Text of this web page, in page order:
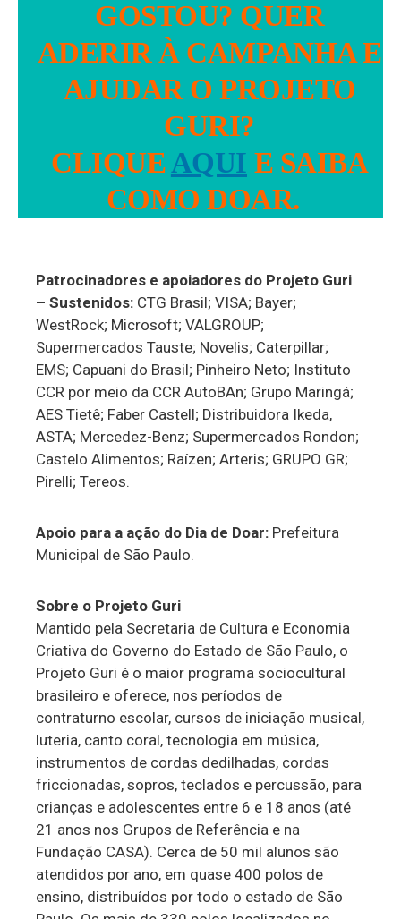
GOSTOU? QUER
ADERIR À CAMPANHA E
AJUDAR O PROJETO
GURI?
CLIQUEAQUI E SAIBA
COMO DOAR.
Patrocinadores e apoiadores do Projeto Guri
– Sustenidos: CTG Brasil; VISA; Bayer;
WestRock; Microsoft; VALGROUP;
Supermercados Tauste; Novelis; Caterpillar;
EMS; Capuani do Brasil; Pinheiro Neto; Instituto
CCR por meio da CCR AutoBAn; Grupo Maringá;
AES Tietê; Faber Castell; Distribuidora Ikeda,
ASTA; Mercedez-Benz; Supermercados Rondon;
Castelo Alimentos; Raízen; Arteris; GRUPO GR;
Pirelli; Tereos.
Apoio para a ação do Dia de Doar: Prefeitura
Municipal de São Paulo.
Sobre o Projeto Guri
Mantido pela Secretaria de Cultura e Economia
Criativa do Governo do Estado de São Paulo, o
Projeto Guri é o maior programa sociocultural
brasileiro e oferece, nos períodos de
contraturno escolar, cursos de iniciação musical,
luteria, canto coral, tecnologia em música,
instrumentos de cordas dedilhadas, cordas
friccionadas, sopros, teclados e percussão, para
crianças e adolescentes entre 6 e 18 anos (até
21 anos nos Grupos de Referência e na
Fundação CASA). Cerca de 50 mil alunos são
atendidos por ano, em quase 400 polos de
ensino, distribuídos por todo o estado de São